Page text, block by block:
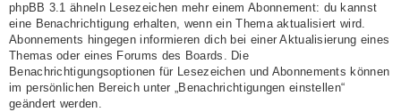
phpBB 3.1 ähneln Lesezeichen mehr einem Abonnement: du kannst
eine Benachrichtigung erhalten, wenn ein Thema aktualisiert wird.
Abonnements hingegen informieren dich bei einer Aktualisierung eines
Themas oder eines Forums des Boards. Die
Benachrichtigungsoptionen für Lesezeichen und Abonnements können
im persönlichen Bereich unter „Benachrichtigungen einstellen“
geändert werden.